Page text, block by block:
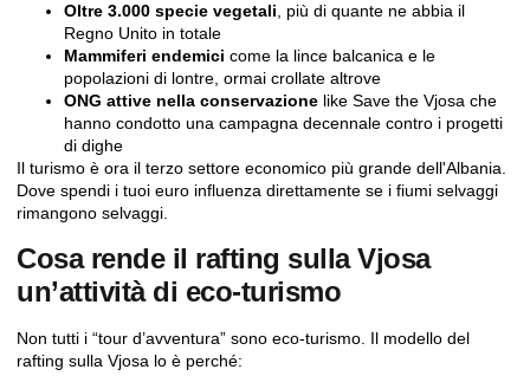
Oltre 3.000 specie vegetali, più di quante ne abbia il
Regno Unito in totale
Mammiferi endemici come la lince balcanica e le
popolazioni di lontre, ormai crollate altrove
ONG attive nella conservazione like Save the Vjosa che
hanno condotto una campagna decennale contro i progetti
di dighe
Il turismo è ora il terzo settore economico più grande dell'Albania.
Dove spendi i tuoi euro influenza direttamente se i fiumi selvaggi
rimangono selvaggi.
Cosa rende il rafting sulla Vjosa
un’attività di eco-turismo
Non tutti i “tour d’avventura” sono eco-turismo. Il modello del
rafting sulla Vjosa lo è perché: